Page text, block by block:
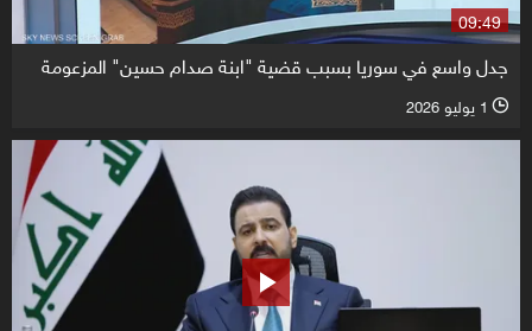
09:49
جدل واسع في سوريا بسبب قضية "ابنة صدام حسين" المزعومة
l 1 يوليو 2026